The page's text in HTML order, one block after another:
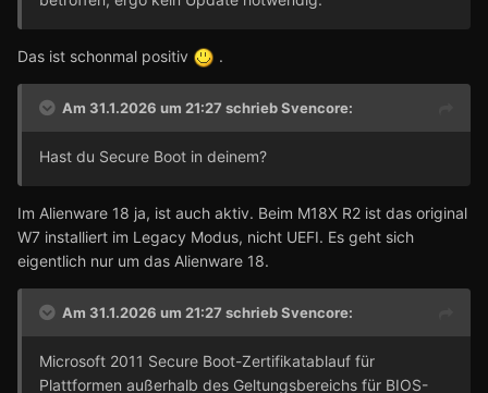
Das ist schonmal positiv .
Am 31.1.2026 um 21:27 schriebSvencore:
Hast du Secure Boot in deinem?
Im Alienware 18 ja, ist auch aktiv. Beim M18X R2 ist das original
W7 installiert im Legacy Modus, nicht UEFI. Es geht sich
eigentlich nur um das Alienware 18.
Am 31.1.2026 um 21:27 schriebSvencore:
Microsoft 2011 Secure Boot-Zertifikatablauf für
Plattformen außerhalb des Geltungsbereichs für BIOS-